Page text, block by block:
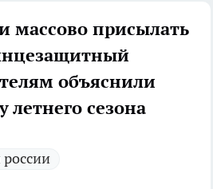
массово присылать
объяснили
сезона